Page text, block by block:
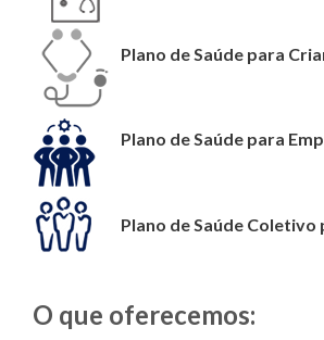
Plano de Saúde para
Plano de Saúde para
Plano de Saúde Coletivo
O que oferecemos: